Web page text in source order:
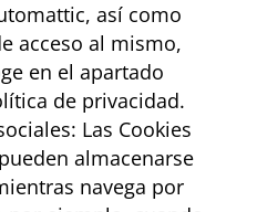
así como
acceso al mismo,
en el apartado
de privacidad.
Las Cookies
almacenarse
navega por